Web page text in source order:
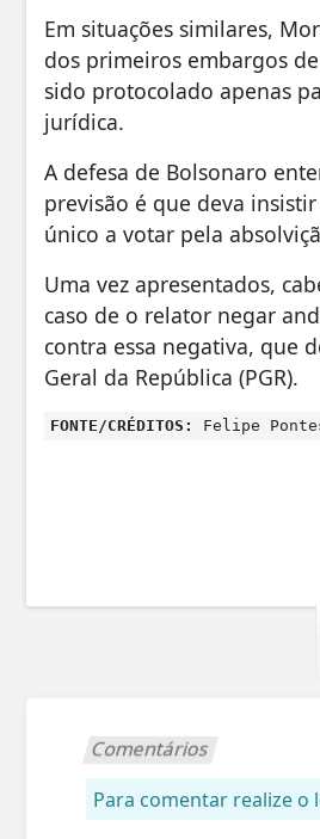
Em situações similares,
dos primeiros embargos
sido protocolado apenas
jurídica.
A defesa de Bolsonaro
previsão é que deva
único a votar pela
Uma vez apresentados,
caso de o relator negar
contra essa negativa, que
Geral da República (PGR).
FONTE/CRÉDITOS: Felipe
Comentários
Para comentar realize o